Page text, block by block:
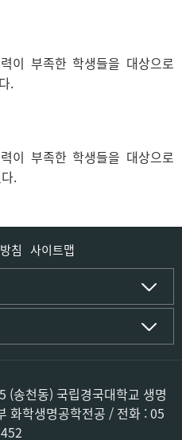
이 부족한 학생들을 대상으로
.
이 부족한 학생들을 대상으로
.
침 사이트맵
송천동) 국립경국대학교 생명
화학생명공학전공 / 전화 : 05